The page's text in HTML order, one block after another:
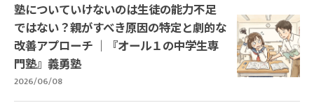
塾についていけないのは生徒の能力不足
ではない？親がすべき原因の特定と劇的な
改善アプローチ ｜『オール１の中学生専
門塾』義勇塾
2026/06/08